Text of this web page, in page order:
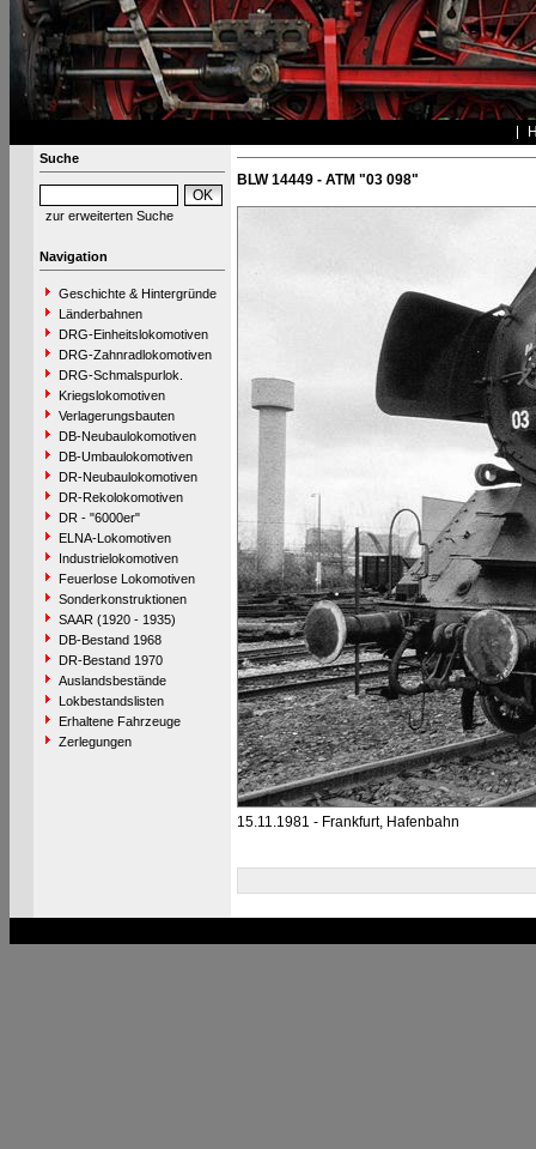
Suche
zur erweiterten Suche
Navigation
Geschichte & Hintergründe
Länderbahnen
DRG-Einheitslokomotiven
DRG-Zahnradlokomotiven
DRG-Schmalspurlok.
Kriegslokomotiven
Verlagerungsbauten
DB-Neubaulokomotiven
DB-Umbaulokomotiven
DR-Neubaulokomotiven
DR-Rekolokomotiven
DR - "6000er"
ELNA-Lokomotiven
Industrielokomotiven
Feuerlose Lokomotiven
Sonderkonstruktionen
SAAR (1920 - 1935)
DB-Bestand 1968
DR-Bestand 1970
Auslandsbestände
Lokbestandslisten
Erhaltene Fahrzeuge
Zerlegungen
BLW 14449 - ATM "03 098"
15.11.1981 - Frankfurt, Hafenbahn